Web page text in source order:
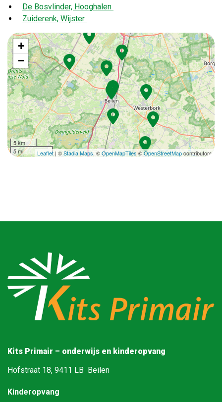
De Bosvlinder, Hooghalen
Zuiderenk, Wijster
+
−
5 km
5 mi
Leaflet | ©Stadia Maps, ©OpenMapTiles©OpenStreetMapcontributors
Kits Primair – onderwijs en kinderopvang
Hofstraat 18, 9411 LB Beilen
Kinderopvang